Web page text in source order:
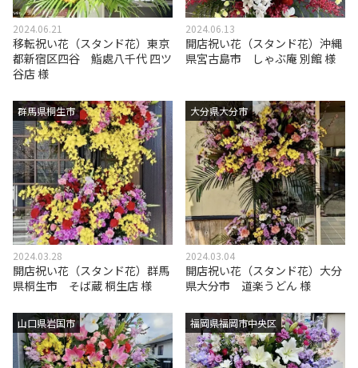
2024.06.21
移転祝い花（スタンド花）東京
都新宿区四谷 鮨處八千代 四ツ
谷店 様
2024.06.13
開店祝い花（スタンド花）沖縄
県宮古島市 しゃぶ庵 別館 様
群馬県桐生市
2024.03.28
開店祝い花（スタンド花）群馬
県桐生市 そば蔵 桐生店 様
大分県大分市
2024.03.04
開店祝い花（スタンド花）大分
県大分市 道楽うどん 様
山口県岩国市 福岡県福岡市中央区